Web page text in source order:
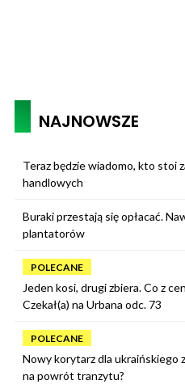
NAJNOWSZE
Teraz będzie wiadomo, kto stoi
handlowych
Buraki przestają się opłacać.
plantatorów
POLECANE
Jeden kosi, drugi zbiera. Co z
Czekał(a) na Urbana odc. 73
POLECANE
Nowy korytarz dla ukraińskiego
na powrót tranzytu?